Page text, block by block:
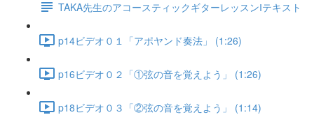
TAKA先生のアコースティックギターレッスンⅠテキスト
p14ビデオ０１「アポヤンド奏法」 (1:26)
p16ビデオ０２「①弦の音を覚えよう」 (1:26)
p18ビデオ０３「②弦の音を覚えよう」 (1:14)